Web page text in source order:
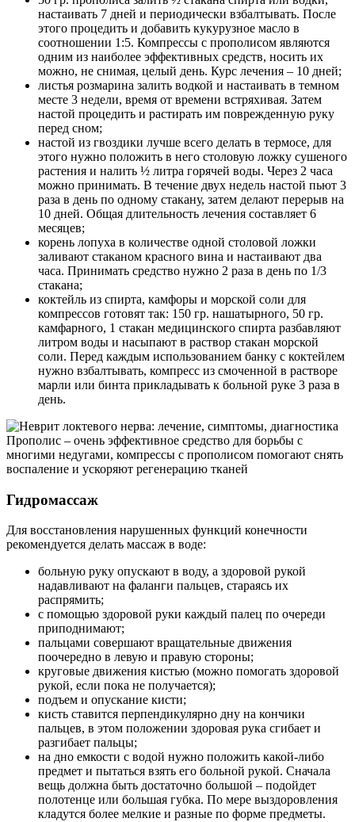
настаивать 7 дней и периодически взбалтывать. После
этого процедить и добавить кукурузное масло в
соотношении 1:5. Компрессы с прополисом являются
одним из наиболее эффективных средств, носить их
можно, не снимая, целый день. Курс лечения – 10 дней;
листья розмарина залить водкой и настаивать в темном
месте 3 недели, время от времени встряхивая. Затем
настой процедить и растирать им поврежденную руку
перед сном;
настой из гвоздики лучше всего делать в термосе, для
этого нужно положить в него столовую ложку сушеного
растения и налить ½ литра горячей воды. Через 2 часа
можно принимать. В течение двух недель настой пьют 3
раза в день по одному стакану, затем делают перерыв на
10 дней. Общая длительность лечения составляет 6
месяцев;
корень лопуха в количестве одной столовой ложки
заливают стаканом красного вина и настаивают два
часа. Принимать средство нужно 2 раза в день по 1/3
стакана;
коктейль из спирта, камфоры и морской соли для
компрессов готовят так: 150 гр. нашатырного, 50 гр.
камфарного, 1 стакан медицинского спирта разбавляют
литром воды и насыпают в раствор стакан морской
соли. Перед каждым использованием банку с коктейлем
нужно взбалтывать, компресс из смоченной в растворе
марли или бинта прикладывать к больной руке 3 раза в
день.
Прополис – очень эффективное средство для борьбы с
многими недугами, компрессы с прополисом помогают снять
воспаление и ускоряют регенерацию тканей
Гидромассаж
Для восстановления нарушенных функций конечности
рекомендуется делать массаж в воде:
больную руку опускают в воду, а здоровой рукой
надавливают на фаланги пальцев, стараясь их
распрямить;
с помощью здоровой руки каждый палец по очереди
приподнимают;
пальцами совершают вращательные движения
поочередно в левую и правую стороны;
круговые движения кистью (можно помогать здоровой
рукой, если пока не получается);
подъем и опускание кисти;
кисть ставится перпендикулярно дну на кончики
пальцев, в этом положении здоровая рука сгибает и
разгибает пальцы;
на дно емкости с водой нужно положить какой-либо
предмет и пытаться взять его больной рукой. Сначала
вещь должна быть достаточно большой – подойдет
полотенце или большая губка. По мере выздоровления
кладутся более мелкие и разные по форме предметы.